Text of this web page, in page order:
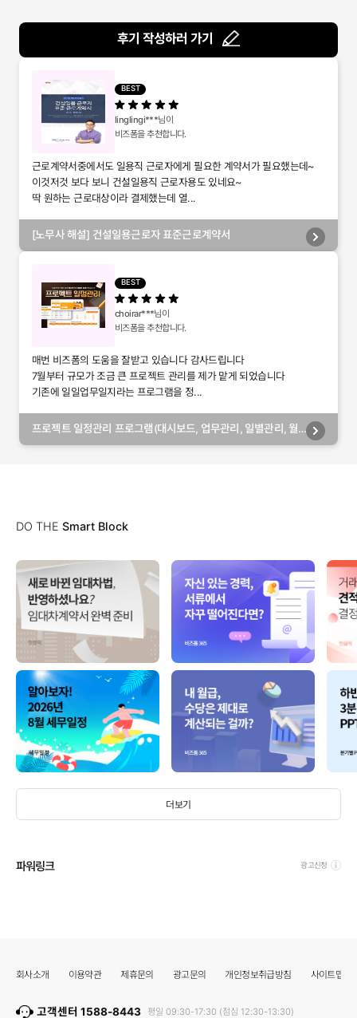
후기 작성하러 가기
BEST
linglingi***님이
비즈폼을 추천합니다.
근로계약서중에서도 일용직 근로자에게 필요한 계약서가 필요했는데~
이것저것 보다 보니 건설일용직 근로자용도 있네요~
딱 원하는 근로대상이라 결제했는데 열...
[노무사 해설] 건설일용근로자 표준근로계약서
BEST
choirar***님이
비즈폼을 추천합니다.
매번 비즈폼의 도움을 잘받고 있습니다 감사드립니다
7월부터 규모가 조금 큰 프로젝트 관리를 제가 맡게 되었습니다
기존에 일일업무일지라는 프로그램을 정...
프로젝트 일정관리 프로그램(대시보드, 업무관리, 일별관리, 월
DO THE Smart Block
더보기
파워링크 광고신청
회사소개 이용약관 제휴문의 광고문의 개인정보취급방침 사이트맵
고객센터 1588-8443 평일 09:30-17:30 (점심 12:30-13:30)